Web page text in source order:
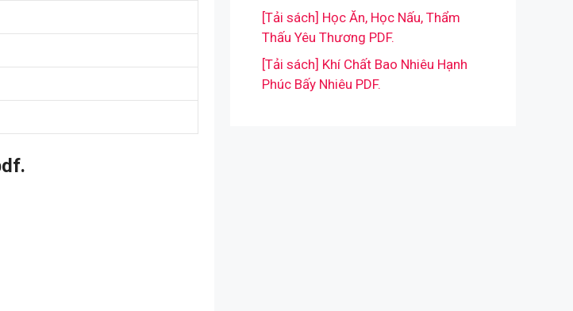
[Tải sách] Học Ăn, Học Nấu, Thẩm
Thấu Yêu Thương PDF.
[Tải sách] Khí Chất Bao Nhiêu Hạnh
Phúc Bấy Nhiêu PDF.